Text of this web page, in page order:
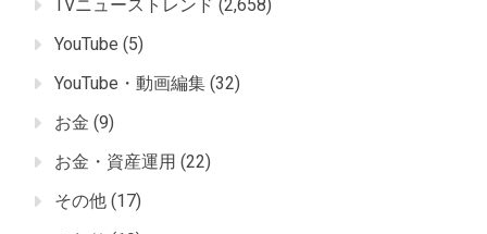
TVニューストレンド (2,658)
YouTube (5)
YouTube・動画編集 (32)
お金 (9)
お金・資産運用 (22)
その他 (17)